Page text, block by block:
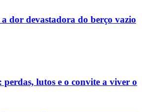
dor devastadora do berço vazio
lutos e o convite a viver o